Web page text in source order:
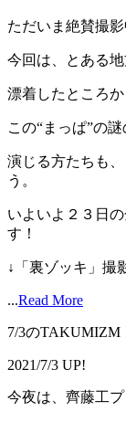
ただいま絶賛撮影
今回は、とある
漂着したところか
この“まっぱ”の
演じる方たちも
う。
いよいよ２３日
す！
↓「裏ゾッキ」撮
...Read More
7/3のTAKUMIZM
2021/7/3 UP!
今夜は、齊藤工